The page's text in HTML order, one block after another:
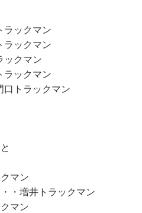
ックマン
ックマン
クマン
ックマン
トラックマン
マン
・増井トラックマン
マン